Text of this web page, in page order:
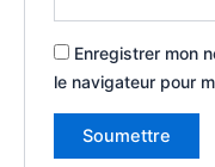
Enregistrer mon
le navigateur pour